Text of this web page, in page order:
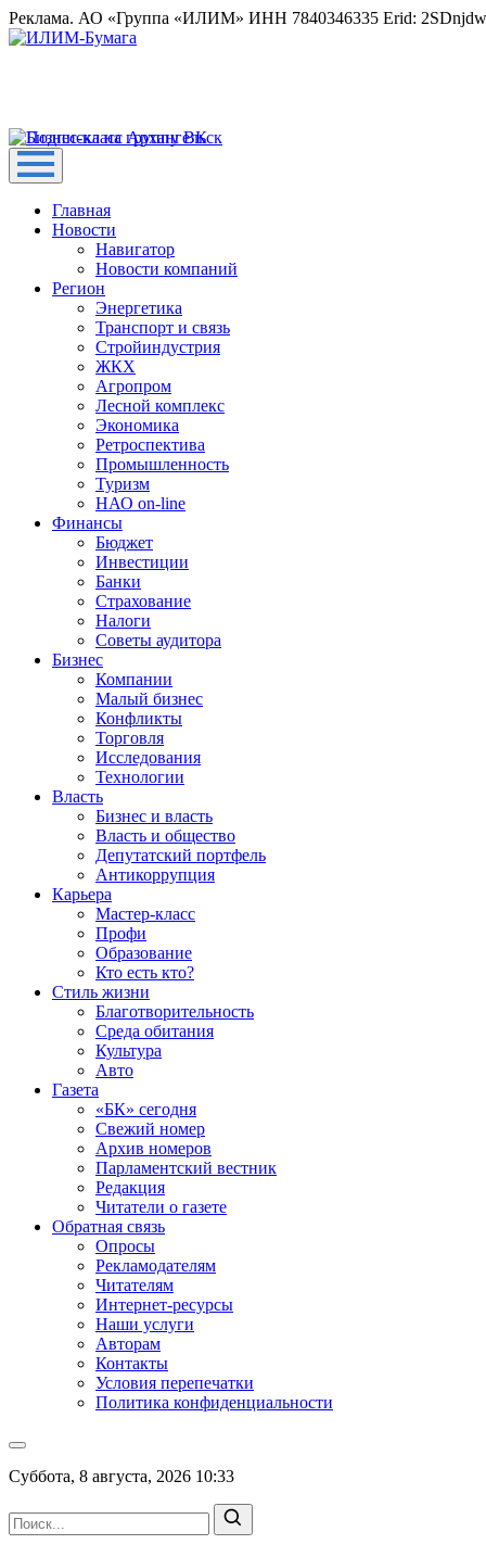
Реклама. АО «Группа «ИЛИМ» ИНН 7840346335 Erid:
Главная
Новости
Навигатор
Новости компаний
Регион
Энергетика
Транспорт и связь
Стройиндустрия
ЖКХ
Агропром
Лесной комплекс
Экономика
Ретроспектива
Промышленность
Туризм
НАО on-line
Финансы
Бюджет
Инвестиции
Банки
Страхование
Налоги
Советы аудитора
Бизнес
Компании
Малый бизнес
Конфликты
Торговля
Исследования
Технологии
Власть
Бизнес и власть
Власть и общество
Депутатский портфель
Антикоррупция
Карьера
Мастер-класс
Профи
Образование
Кто есть кто?
Стиль жизни
Благотворительность
Среда обитания
Культура
Авто
Газета
«БК» сегодня
Свежий номер
Архив номеров
Парламентский вестник
Редакция
Читатели о газете
Обратная связь
Опросы
Рекламодателям
Читателям
Интернет-ресурсы
Наши услуги
Авторам
Контакты
Условия перепечатки
Политика конфиденциальности
Суббота, 8 августа, 2026 10:33